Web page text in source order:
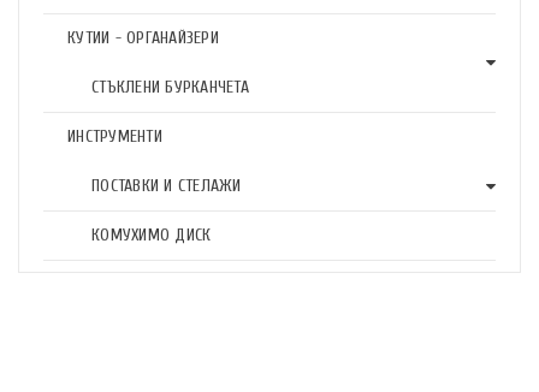
КУТИИ - ОРГАНАЙЗЕРИ
СТЪКЛЕНИ БУРКАНЧЕТА
ИНСТРУМЕНТИ
ПОСТАВКИ И СТЕЛАЖИ
КОМУХИМО ДИСК